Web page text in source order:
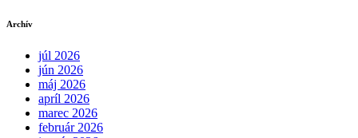
Archív
júl 2026
jún 2026
máj 2026
apríl 2026
marec 2026
február 2026